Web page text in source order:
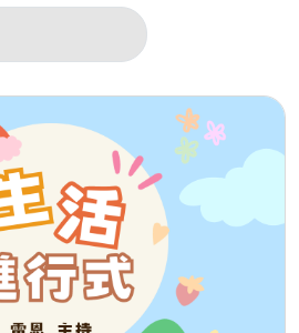
感。當一個人深愛著對方時，總會
對方心中最重要的那個人，這份疑
獨特滄桑嗓音描寫失去愛情後的孤
的背影，成為永遠無法忘記的畫
是90年代最具代表性的都會情歌之
象，描寫即使愛情已經結束，記憶
存在感。歌曲細膩而充滿畫面感，